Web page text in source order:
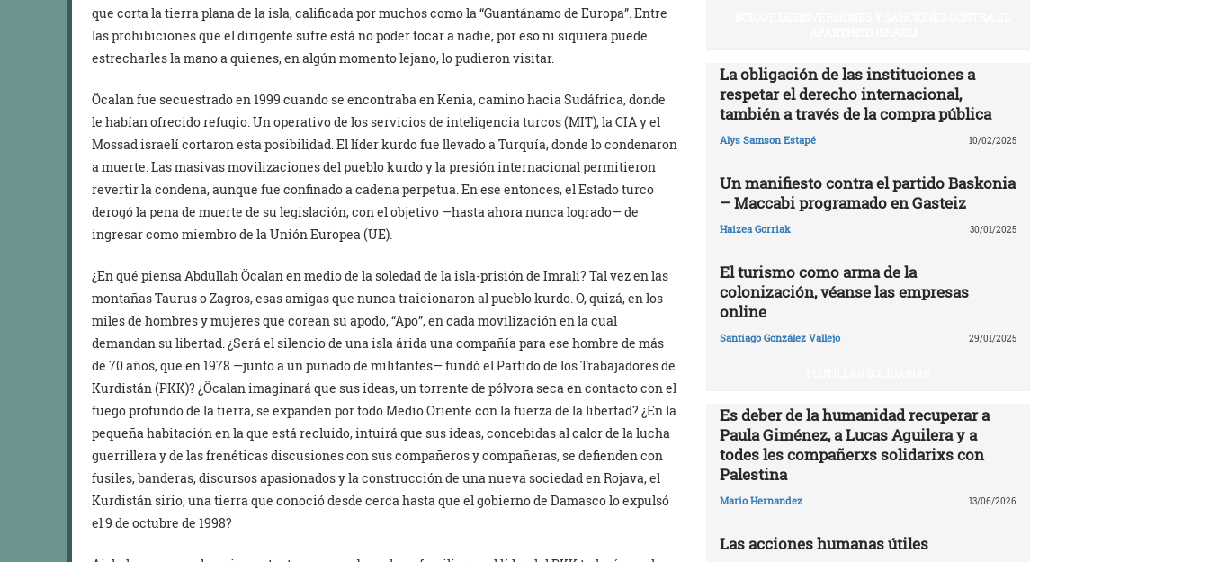
que corta la tierra plana de la isla, calificada por muchos como la “Guantánamo de Europa”. Entre
las prohibiciones que el dirigente sufre está no poder tocar a nadie, por eso ni siquiera puede
estrecharles la mano a quienes, en algún momento lejano, lo pudieron visitar.
Öcalan fue secuestrado en 1999 cuando se encontraba en Kenia, camino hacia Sudáfrica, donde
le habían ofrecido refugio. Un operativo de los servicios de inteligencia turcos (MIT), la CIA y el
Mossad israelí cortaron esta posibilidad. El líder kurdo fue llevado a Turquía, donde lo condenaron
a muerte. Las masivas movilizaciones del pueblo kurdo y la presión internacional permitieron
revertir la condena, aunque fue confinado a cadena perpetua. En ese entonces, el Estado turco
derogó la pena de muerte de su legislación, con el objetivo —hasta ahora nunca logrado— de
ingresar como miembro de la Unión Europea (UE).
¿En qué piensa Abdullah Öcalan en medio de la soledad de la isla-prisión de Imrali? Tal vez en las
montañas Taurus o Zagros, esas amigas que nunca traicionaron al pueblo kurdo. O, quizá, en los
miles de hombres y mujeres que corean su apodo, “Apo”, en cada movilización en la cual
demandan su libertad. ¿Será el silencio de una isla árida una compañía para ese hombre de más
de 70 años, que en 1978 —junto a un puñado de militantes— fundó el Partido de los Trabajadores de
Kurdistán (PKK)? ¿Öcalan imaginará que sus ideas, un torrente de pólvora seca en contacto con el
fuego profundo de la tierra, se expanden por todo Medio Oriente con la fuerza de la libertad? ¿En la
pequeña habitación en la que está recluido, intuirá que sus ideas, concebidas al calor de la lucha
guerrillera y de las frenéticas discusiones con sus compañeros y compañeras, se defienden con
fusiles, banderas, discursos apasionados y la construcción de una nueva sociedad en Rojava, el
Kurdistán sirio, una tierra que conoció desde cerca hasta que el gobierno de Damasco lo expulsó
el 9 de octubre de 1998?
La obligación de las instituciones a
respetar el derecho internacional,
también a través de la compra pública
Alys Samson Estapé 10/02/2025
Un manifiesto contra el partido Baskonia
– Maccabi programado en Gasteiz
Haizea Gorriak 30/01/2025
El turismo como arma de la
colonización, véanse las empresas
online
Santiago González Vallejo 29/01/2025
Es deber de la humanidad recuperar a
Paula Giménez, a Lucas Aguilera y a
todes les compañerxs solidarixs con
Palestina
Mario Hernandez 13/06/2026
Las acciones humanas útiles